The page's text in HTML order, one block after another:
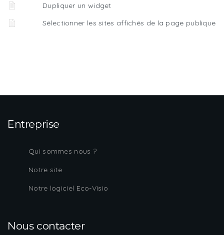
Dupliquer un widget
Sélectionner les sites affichés de la page publique
Entreprise
Qui sommes nous ?
Notre site
Notre logiciel Eco-Visio
Nous contacter